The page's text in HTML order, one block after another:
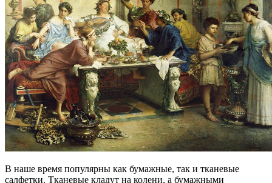
В наше время популярны как бумажные, так и тканевые
салфетки. Тканевые кладут на колени, а бумажными